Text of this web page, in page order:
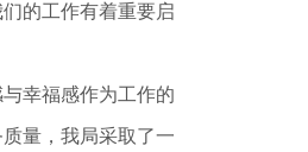
的工作有着重要启
幸福感作为工作的
量，我局采取了一